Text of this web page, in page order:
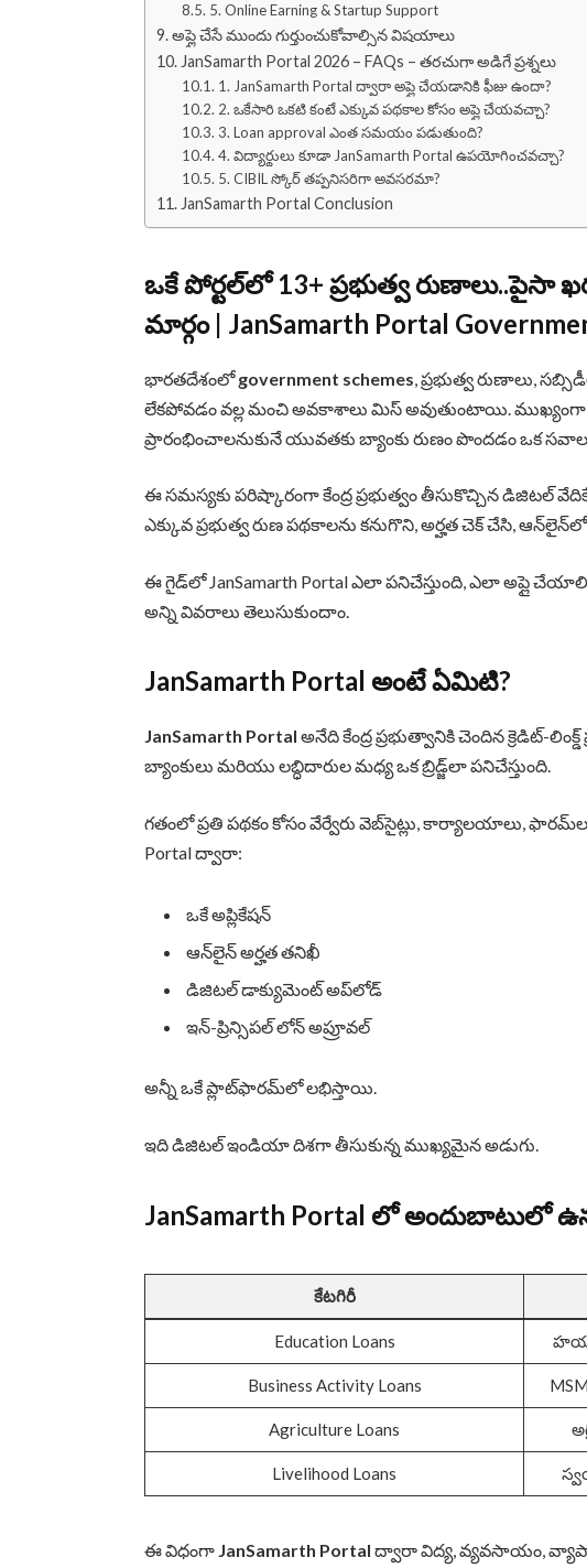
5. Online Earning & Startup Support
అప్లై చేసే ముందు గుర్తుంచుకోవాల్సిన విషయాలు
JanSamarth Portal 2026 – FAQs – తరచుగా అడిగే ప్రశ్నలు
1. JanSamarth Portal ద్వారా అప్లై చేయడానికి ఫీజు ఉందా?
2. ఒకేసారి ఒకటి కంటే ఎక్కువ పథకాల కోసం అప్లై చేయవచ్చా?
3. Loan approval ఎంత సమయం పడుతుంది?
4. విద్యార్థులు కూడా JanSamarth Portal ఉపయోగించవచ్చా?
5. CIBIL స్కోర్ తప్పనిసరిగా అవసరమా?
JanSamarth Portal Conclusion
ఒకే పోర్టల్‌లో 13+ ప్రభుత్వ రుణాలు..పైసా
మార్గం | JanSamarth Portal
భారతదేశంలోgovernment schemes , ప్రభుత్వ రుణాలు,
లేకపోవడం వల్ల మంచి అవకాశాలు మిస్ అవుతుంటాయి. ముఖ్యంగా
ప్రారంభించాలనుకునే యువతకు బ్యాంకు రుణం పొందడం ఒక
ఈ సమస్యకు పరిష్కారంగా కేంద్ర ప్రభుత్వం తీసుకొచ్చిన డిజిటల్
ఎక్కువ ప్రభుత్వ రుణ పథకాలను కనుగొని, అర్హత చెక్ చేసి,
ఈ గైడ్‌లో JanSamarth Portal ఎలా పనిచేస్తుంది, ఎలా అప్లై
అన్ని వివరాలు తెలుసుకుందాం.
JanSamarth Portal అంటే ఏమిటి?
JanSamarth Portal అనేది కేంద్ర ప్రభుత్వానికి చెందిన క్రెడిట్-
బ్యాంకులు మరియు లబ్ధిదారుల మధ్య ఒక బ్రిడ్జ్‌లా పనిచేస్తుంది.
గతంలో ప్రతి పథకం కోసం వేర్వేరు వెబ్‌సైట్లు, కార్యాలయాలు,
Portal ద్వారా:
ఒకే అప్లికేషన్
ఆన్‌లైన్ అర్హత తనిఖీ
డిజిటల్ డాక్యుమెంట్ అప్‌లోడ్
ఇన్-ప్రిన్సిపల్ లోన్ అప్రూవల్
అన్నీ ఒకే ప్లాట్‌ఫారమ్‌లో లభిస్తాయి.
ఇది డిజిటల్ ఇండియా దిశగా తీసుకున్న ముఖ్యమైన అడుగు.
JanSamarth Portal లో అందుబాటులో
కేటగిరీ
Education Loans
Business Activity Loans
Agriculture Loans
Livelihood Loans
ఈ విధంగా JanSamarth Portal ద్వారా విద్య, వ్యవసాయం,